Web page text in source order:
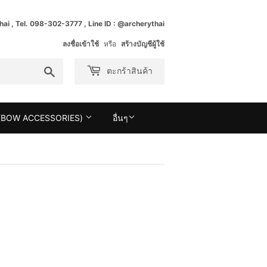
, Tel. 098-302-3777 , Line ID : @archerythai
ลงชื่อเข้าใช้ หรือ สร้างบัญชีผู้ใช้
ตะกร้าสินค้า
ACCESSORIES) อื่นๆ